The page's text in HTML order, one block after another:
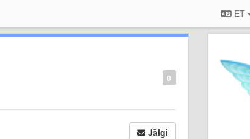
ET
0
Jälgi